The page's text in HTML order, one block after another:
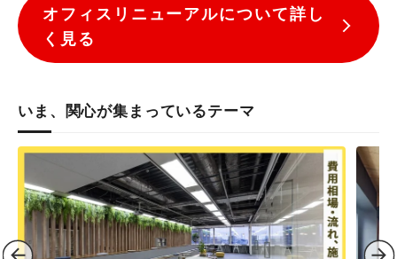
オフィスリニューアルについて詳し
く見る
いま、関心が集まっているテーマ